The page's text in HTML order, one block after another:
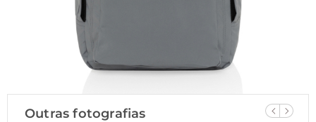
Outras fotografias